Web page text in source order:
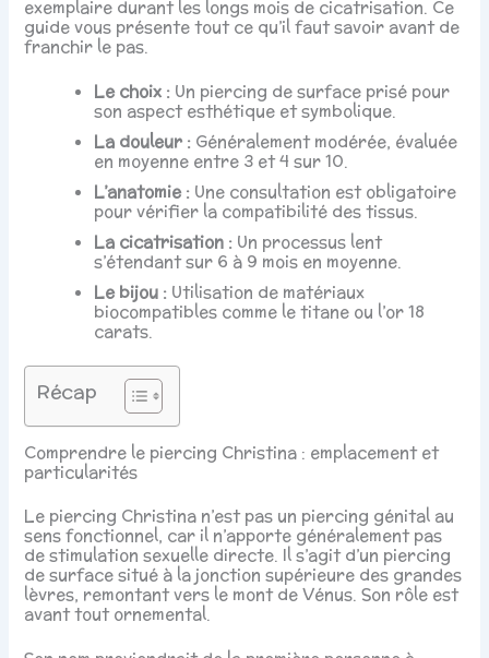
exemplaire durant les longs mois de cicatrisation. Ce
guide vous présente tout ce qu’il faut savoir avant de
franchir le pas.
Le choix : Un piercing de surface prisé pour
son aspect esthétique et symbolique.
La douleur : Généralement modérée, évaluée
en moyenne entre 3 et 4 sur 10.
L’anatomie : Une consultation est obligatoire
pour vérifier la compatibilité des tissus.
La cicatrisation : Un processus lent
s’étendant sur 6 à 9 mois en moyenne.
Le bijou : Utilisation de matériaux
biocompatibles comme le titane ou l’or 18
carats.
Récap
Comprendre le piercing Christina : emplacement et
particularités
Le piercing Christina n’est pas un piercing génital au
sens fonctionnel, car il n’apporte généralement pas
de stimulation sexuelle directe. Il s’agit d’un piercing
de surface situé à la jonction supérieure des grandes
lèvres, remontant vers le mont de Vénus. Son rôle est
avant tout ornemental.